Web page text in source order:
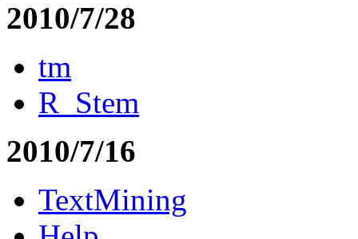
2010/7/28
tm
R_Stem
2010/7/16
TextMining